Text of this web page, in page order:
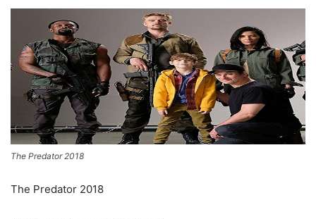
The Predator 2018
The Predator 2018